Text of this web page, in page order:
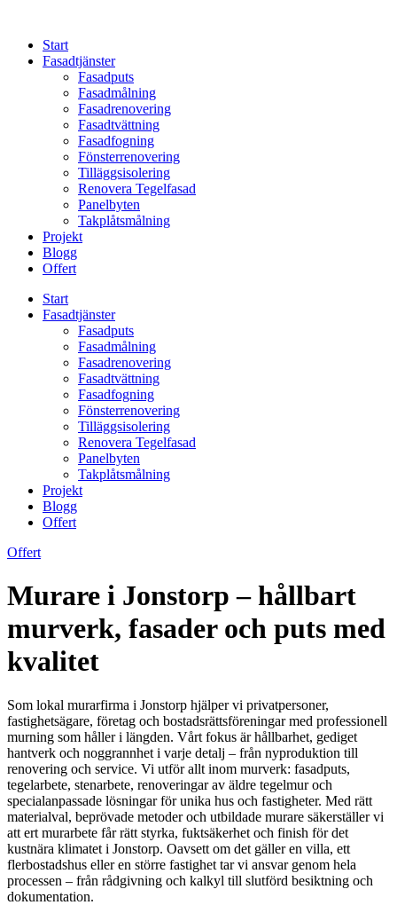
contentStart
Fasadtjänster
Fasadputs
Fasadmålning
Fasadrenovering
Fasadtvättning
Fasadfogning
Fönsterrenovering
Tilläggsisolering
Renovera Tegelfasad
Panelbyten
Takplåtsmålning
Projekt
Blogg
Offert
Start
Fasadtjänster
Fasadputs
Fasadmålning
Fasadrenovering
Fasadtvättning
Fasadfogning
Fönsterrenovering
Tilläggsisolering
Renovera Tegelfasad
Panelbyten
Takplåtsmålning
Projekt
Blogg
Offert
Offert
Murare i Jonstorp – hållbart
murverk, fasader och puts med
kvalitet
Som lokal murarfirma i Jonstorp hjälper vi privatpersoner,
fastighetsägare, företag och bostadsrättsföreningar med professionell
murning som håller i längden. Vårt fokus är hållbarhet, gediget
hantverk och noggrannhet i varje detalj – från nyproduktion till
renovering och service. Vi utför allt inom murverk: fasadputs,
tegelarbete, stenarbete, renoveringar av äldre tegelmur och
specialanpassade lösningar för unika hus och fastigheter. Med rätt
materialval, beprövade metoder och utbildade murare säkerställer vi
att ert murarbete får rätt styrka, fuktsäkerhet och finish för det
kustnära klimatet i Jonstorp. Oavsett om det gäller en villa, ett
flerbostadshus eller en större fastighet tar vi ansvar genom hela
processen – från rådgivning och kalkyl till slutförd besiktning och
dokumentation.